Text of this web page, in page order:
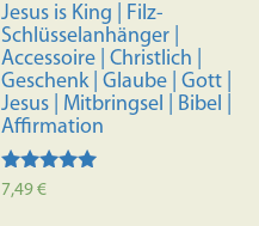
Jesus is King | Filz-
Schlüsselanhänger |
Accessoire | Christlich |
Geschenk | Glaube | Gott |
Jesus | Mitbringsel | Bibel |
Affirmation
Bewertet mit
7,49€